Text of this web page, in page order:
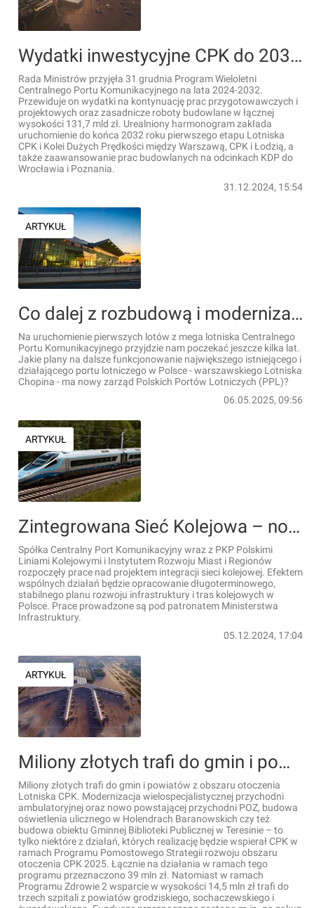
Wydatki inwestycyjne CPK do 2032 r. Jest nowy, urealniony Program Wieloletni [LISTA]
Rada Ministrów przyjęła 31 grudnia Program Wieloletni
Centralnego Portu Komunikacyjnego na lata 2024-2032.
Przewiduje on wydatki na kontynuację prac przygotowawczych i
projektowych oraz zasadnicze roboty budowlane w łącznej
wysokości 131,7 mld zł. Urealniony harmonogram zakłada
uruchomienie do końca 2032 roku pierwszego etapu Lotniska
CPK i Kolei Dużych Prędkości między Warszawą, CPK i Łodzią, a
także zaawansowanie prac budowlanych na odcinkach KDP do
Wrocławia i Poznania.
31.12.2024, 15:54
ARTYKUŁ
Co dalej z rozbudową i modernizacją warszawskiego Lotniska Chopina?
Na uruchomienie pierwszych lotów z mega lotniska Centralnego
Portu Komunikacyjnego przyjdzie nam poczekać jeszcze kilka lat.
Jakie plany na dalsze funkcjonowanie największego istniejącego i
działającego portu lotniczego w Polsce - warszawskiego Lotniska
Chopina - ma nowy zarząd Polskich Portów Lotniczych (PPL)?
06.05.2025, 09:56
ARTYKUŁ
Zintegrowana Sieć Kolejowa – nowe podejście do planowania rozwoju kolei w Polsce
Spółka Centralny Port Komunikacyjny wraz z PKP Polskimi
Liniami Kolejowymi i Instytutem Rozwoju Miast i Regionów
rozpoczęły prace nad projektem integracji sieci kolejowej. Efektem
wspólnych działań będzie opracowanie długoterminowego,
stabilnego planu rozwoju infrastruktury i tras kolejowych w
Polsce. Prace prowadzone są pod patronatem Ministerstwa
Infrastruktury.
05.12.2024, 17:04
ARTYKUŁ
Miliony złotych trafi do gmin i powiatów z obszaru otoczenia Lotniska CPK
Miliony złotych trafi do gmin i powiatów z obszaru otoczenia
Lotniska CPK. Modernizacja wielospecjalistycznej przychodni
ambulatoryjnej oraz nowo powstającej przychodni POZ, budowa
oświetlenia ulicznego w Holendrach Baranowskich czy też
budowa obiektu Gminnej Biblioteki Publicznej w Teresinie – to
tylko niektóre z działań, których realizację będzie wspierał CPK w
ramach Programu Pomostowego Strategii rozwoju obszaru
otoczenia CPK 2025. Łącznie na działania w ramach tego
programu przeznaczono 39 mln zł. Natomiast w ramach
Programu Zdrowie 2 wsparcie w wysokości 14,5 mln zł trafi do
trzech szpitali z powiatów grodziskiego, sochaczewskiego i